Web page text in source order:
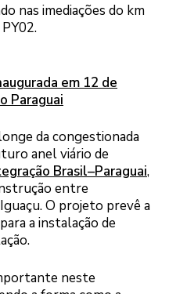
nas imediações do km
em 12 de
Paraguai
da congestionada
anel viário de
Brasil–Paraguai,
entre
O projeto prevê a
a instalação de
neste